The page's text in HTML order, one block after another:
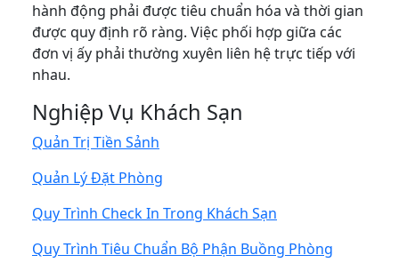
hành động phải được tiêu chuẩn hóa và thời gian
được quy định rõ ràng. Việc phối hợp giữa các
đơn vị ấy phải thường xuyên liên hệ trực tiếp với
nhau.
Nghiệp Vụ Khách Sạn
Quản Trị Tiền Sảnh
Quản Lý Đặt Phòng
Quy Trình Check In Trong Khách Sạn
Quy Trình Tiêu Chuẩn Bộ Phận Buồng Phòng